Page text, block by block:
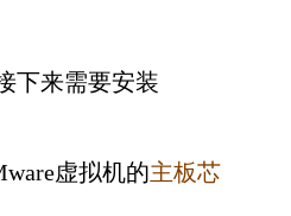
下来需要安装
虚拟机的主板芯